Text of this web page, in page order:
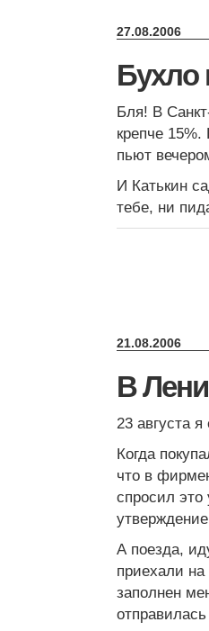
27.08.2006
Бухло
Бля! В
крепче
пьют
И Катькин
тебе, ни
21.08.2006
В
23 августа
Когда
что в
спросил
А поезда,
приехали
заполнен